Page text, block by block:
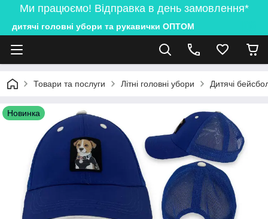
Ми працюємо! Відправка в день замовлення*
дитячі головні убори та рукавички ОПТОМ
Товари та послуги Літні головні убори Дитячі
Новинка